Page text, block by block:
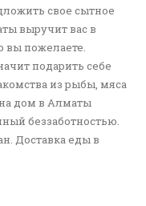
свое сытное
выручит вас в
вы пожелаете.
подарить себе
из рыбы, мяса
дом в Алматы
беззаботностью.
Доставка еды в